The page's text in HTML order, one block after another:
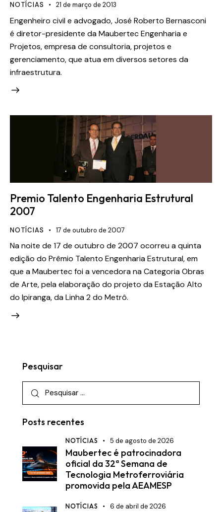
NOTÍCIAS 21 de março de 2013
Engenheiro civil e advogado, José Roberto Bernasconi
é diretor-presidente da Maubertec Engenharia e
Projetos, empresa de consultoria, projetos e
gerenciamento, que atua em diversos setores da
infraestrutura.
Premio Talento Engenharia Estrutural
2007
NOTÍCIAS 17 de outubro de 2007
Na noite de 17 de outubro de 2007 ocorreu a quinta
edição do Prêmio Talento Engenharia Estrutural, em
que a Maubertec foi a vencedora na Categoria Obras
de Arte, pela elaboração do projeto da Estação Alto
do Ipiranga, da Linha 2 do Metrô.
Pesquisar
Posts recentes
NOTÍCIAS 5 de agosto de 2026
Maubertec é patrocinadora
oficial da 32ª Semana de
Tecnologia Metroferroviária
promovida pela AEAMESP
NOTÍCIAS 6 de abril de 2026